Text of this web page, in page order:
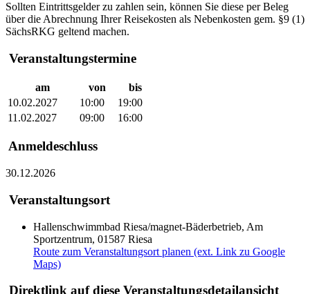
Sollten Eintrittsgelder zu zahlen sein, können Sie diese per Beleg
über die Abrechnung Ihrer Reisekosten als Nebenkosten gem. §9 (1)
SächsRKG geltend machen.
Veranstaltungstermine
am von
bis
10.02.2027
10:00
19:00
11.02.2027
09:00 16:00
Anmeldeschluss
30.12.2026
Veranstaltungsort
Hallenschwimmbad Riesa/magnet-Bäderbetrieb, Am
Sportzentrum, 01587 Riesa
Route zum Veranstaltungsort planen (ext. Link zu Google
Maps)
Direktlink auf diese Veranstaltungsdetailansicht